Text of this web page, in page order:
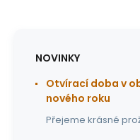
NOVINKY
Otvírací doba v
nového roku
Přejeme krásné